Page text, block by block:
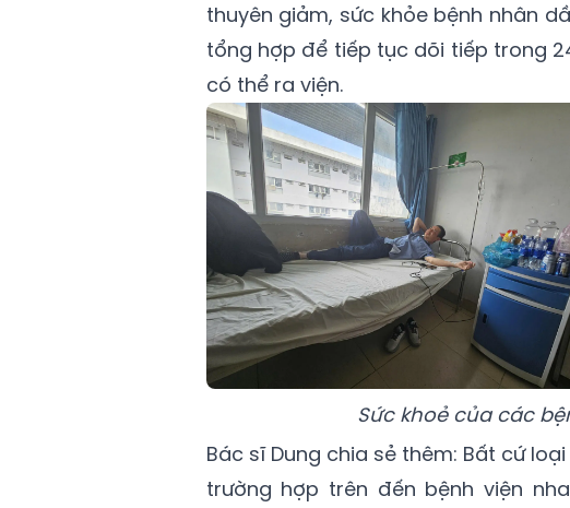
thuyên giảm, sức khỏe bệnh nhân
tổng hợp để tiếp tục dõi tiếp trong
có thể ra viện.
Sức khoẻ của các
Bác sĩ Dung chia sẻ thêm: Bất cứ
trường hợp trên đến bệnh viện